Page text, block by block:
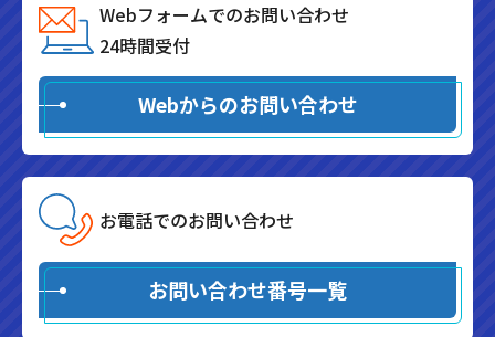
Webフォームでのお問い合わせ
24時間受付
Webからのお問い合わせ
お電話でのお問い合わせ
お問い合わせ番号一覧